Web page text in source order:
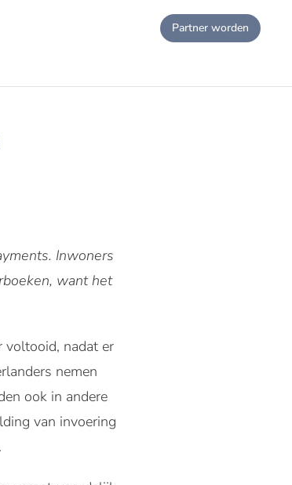
Partner worden
Inwoners
want het
voltooid, nadat er
nemen
ook in andere
van invoering